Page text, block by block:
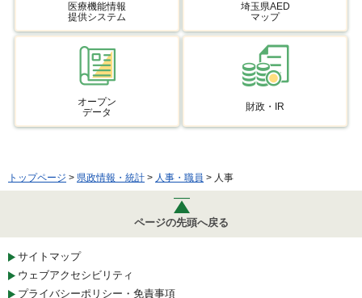
医療機能情報
提供システム
埼玉県AED
マップ
オープン
データ
財政・IR
トップページ > 県政情報・統計 > 人事・職員 > 人事
ページの先頭へ戻る
サイトマップ
ウェブアクセシビリティ
プライバシーポリシー・免責事項